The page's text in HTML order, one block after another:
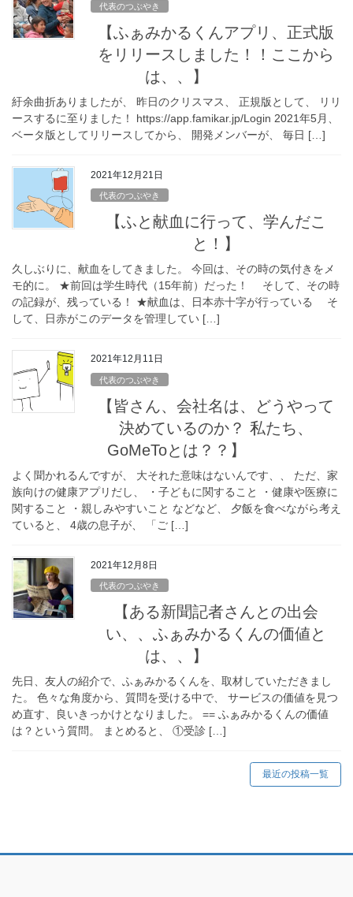
代表のつぶやき
【ふぁみかるくんアプリ、正式版
をリリースしました！！ここから
は、、】
紆余曲折ありましたが、 昨日のクリスマス、 正規版として、 リリ
ースするに至りました！ https://app.famikar.jp/Login 2021年5月、
ベータ版としてリリースしてから、 開発メンバーが、 毎日 […]
2021年12月21日
代表のつぶやき
【ふと献血に行って、学んだこ
と！】
久しぶりに、献血をしてきました。 今回は、その時の気付きをメ
モ的に。 ★前回は学生時代（15年前）だった！ そして、その時
の記録が、残っている！ ★献血は、日本赤十字が行っている そ
して、日赤がこのデータを管理してい […]
2021年12月11日
代表のつぶやき
【皆さん、会社名は、どうやって
決めているのか？ 私たち、
GoMeToとは？？】
よく聞かれるんですが、 大それた意味はないんです、、 ただ、家
族向けの健康アプリだし、 ・子どもに関すること ・健康や医療に
関すること ・親しみやすいこと などなど、 夕飯を食べながら考え
ていると、 4歳の息子が、 「ご […]
2021年12月8日
代表のつぶやき
【ある新聞記者さんとの出会
い、、ふぁみかるくんの価値と
は、、】
先日、友人の紹介で、ふぁみかるくんを、取材していただきまし
た。 色々な角度から、質問を受ける中で、 サービスの価値を見つ
め直す、良いきっかけとなりました。 == ふぁみかるくんの価値
は？という質問。 まとめると、 ①受診 […]
最近の投稿一覧